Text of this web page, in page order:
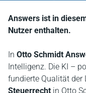
Answers ist in
Nutzer enthalten.
In Otto Schmidt
Intelligenz. Die KI –
fundierte Qualität der
Steuerrecht in Otto